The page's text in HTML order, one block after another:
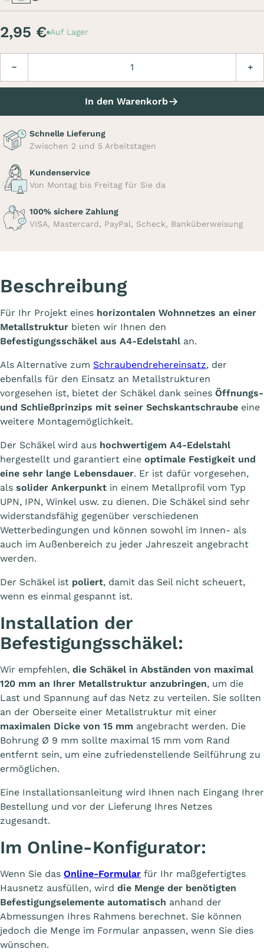
2,95 € Auf Lager
In den Warenkorb
Schnelle Lieferung
Zwischen 2 und 5 Arbeitstagen
Kundenservice
Von Montag bis Freitag für Sie da
100% sichere Zahlung
VISA, Mastercard, PayPal, Scheck, Banküberweisung
Beschreibung
Für Ihr Projekt eines horizontalen Wohnnetzes an einer
Metallstruktur bieten wir Ihnen den
Befestigungsschäkel aus A4-Edelstahl an.
Als Alternative zum Schraubendrehereinsatz, der
ebenfalls für den Einsatz an Metallstrukturen
vorgesehen ist, bietet der Schäkel dank seines Öffnungs-
und Schließprinzips mit seiner Sechskantschraube eine
weitere Montagemöglichkeit.
Der Schäkel wird aus hochwertigem A4-Edelstahl
hergestellt und garantiert eine optimale Festigkeit und
eine sehr lange Lebensdauer. Er ist dafür vorgesehen,
als solider Ankerpunkt in einem Metallprofil vom Typ
UPN, IPN, Winkel usw. zu dienen. Die Schäkel sind sehr
widerstandsfähig gegenüber verschiedenen
Wetterbedingungen und können sowohl im Innen- als
auch im Außenbereich zu jeder Jahreszeit angebracht
werden.
Der Schäkel ist poliert, damit das Seil nicht scheuert,
wenn es einmal gespannt ist.
Installation der
Befestigungsschäkel:
Wir empfehlen, die Schäkel in Abständen von maximal
120 mm an Ihrer Metallstruktur anzubringen, um die
Last und Spannung auf das Netz zu verteilen. Sie sollten
an der Oberseite einer Metallstruktur mit einer
maximalen Dicke von 15 mm angebracht werden. Die
Bohrung Ø 9 mm sollte maximal 15 mm vom Rand
entfernt sein, um eine zufriedenstellende Seilführung zu
ermöglichen.
Eine Installationsanleitung wird Ihnen nach Eingang Ihrer
Bestellung und vor der Lieferung Ihres Netzes
zugesandt.
Im Online-Konfigurator:
Wenn Sie das Online-Formular für Ihr maßgefertigtes
Hausnetz ausfüllen, wird die Menge der benötigten
Befestigungselemente automatisch anhand der
Abmessungen Ihres Rahmens berechnet. Sie können
jedoch die Menge im Formular anpassen, wenn Sie dies
wünschen.